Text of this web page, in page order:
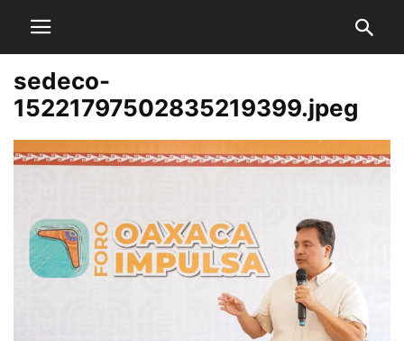
sedeco-
15221797502835219399.jpeg